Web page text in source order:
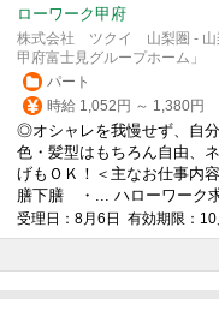
ローワーク甲府
株式会社 ツクイ 山梨圏 - 山
甲府富士見グループホーム」
パート
時給 1,052円 ～ 1,380円
◎オシャレを我慢せず、自
色・髪型はもちろん自由、
げもＯＫ！＜主なお仕事内
膳下膳 ・... ハローワーク
受理日：8月6日 有効期限：10